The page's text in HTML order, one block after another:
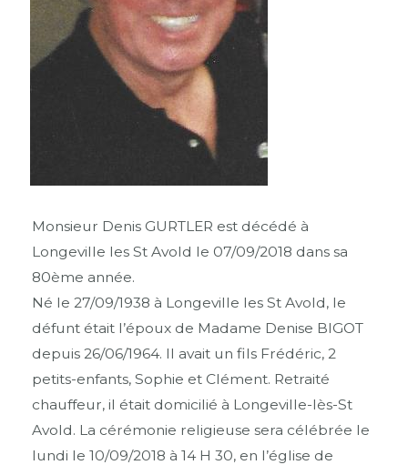
Monsieur Denis GURTLER est décédé à
Longeville les St Avold le 07/09/2018 dans sa
80ème année.
Né le 27/09/1938 à Longeville les St Avold, le
défunt était l’époux de Madame Denise BIGOT
depuis 26/06/1964. Il avait un fils Frédéric, 2
petits-enfants, Sophie et Clément. Retraité
chauffeur, il était domicilié à Longeville-lès-St
Avold. La cérémonie religieuse sera célébrée le
lundi le 10/09/2018 à 14 H 30, en l’église de